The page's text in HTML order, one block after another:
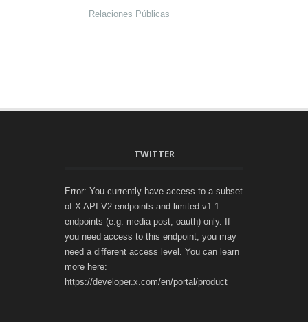
Relaciones Públicas
TWITTER
Error: You currently have access to a subset
of X API V2 endpoints and limited v1.1
endpoints (e.g. media post, oauth) only. If
you need access to this endpoint, you may
need a different access level. You can learn
more here:
https://developer.x.com/en/portal/product